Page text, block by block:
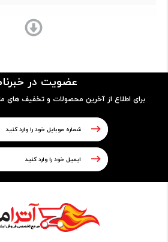
6006U
عضویت در
برای اطلاع از آخرین محصولات و تخفیف های